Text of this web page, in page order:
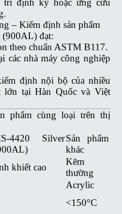
– Kiểm định sản phẩm
(900AL) đạt:
theo chuẩn ASTM B117.
các nhà máy công nghiệp
định nội bộ của nhiều
lớn tại Hàn Quốc và Việt
phẩm cùng loại trên thị
4420 SilverSản phẩm
khác
khiết cao
Kẽm
thường
Acrylic
<150°C